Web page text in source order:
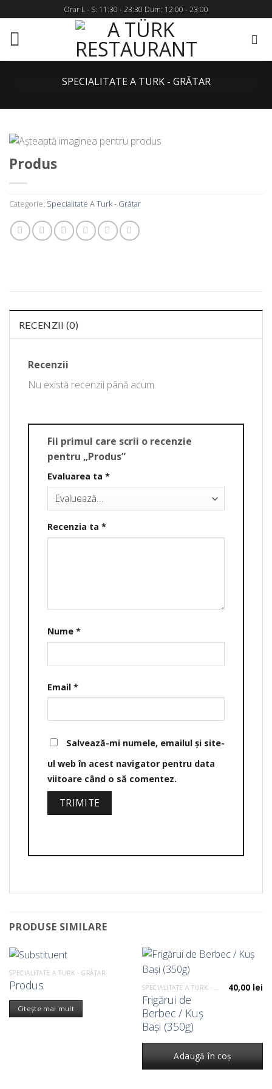
to
content
Orar L - S: 11:30 - 23:30 Dum: 12:00 - 23:00
SPECIALITATE A TURK - GRĂTAR
Produs
Categorie: Specialitate A Turk - Grătar
RECENZII (0)
Recenzii
Nu există recenzii până acum.
Fii primul care scrii o recenzie
pentru „Produs”
Evaluarea ta *
Recenzia ta *
Nume *
Email *
Salvează-mi numele, emailul și site-
ul web în acest navigator pentru data
viitoare când o să comentez.
PRODUSE SIMILARE
SPECIALITATE A TURK - GRĂTAR
Produs
Citește mai mult
Frigărui de
Berbec / Kuș
Bași (350g)
40,00 lei
Adaugă în coș